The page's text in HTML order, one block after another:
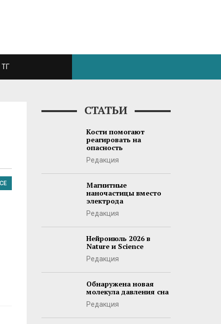
ТГ
СТАТЬИ
Кости помогают
реагировать на
опасность
Редакция
Магнитные
наночастицы вместо
электрода
Редакция
Нейроиюль 2026 в
Nature и Science
Редакция
Обнаружена новая
молекула давления сна
Редакция